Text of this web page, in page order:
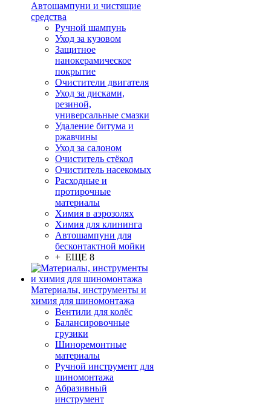
Автошампуни и чистящие
средства
Ручной шампунь
Уход за кузовом
Защитное
нанокерамическое
покрытие
Очистители двигателя
Уход за дисками,
резиной,
универсальные смазки
Удаление битума и
ржавчины
Уход за салоном
Очиститель стёкол
Очиститель насекомых
Расходные и
протирочные
материалы
Химия в аэрозолях
Химия для клининга
Автошампуни для
бесконтактной мойки
+ ЕЩЕ 8
Материалы, инструменты и
химия для шиномонтажа
Вентили для колёс
Балансировочные
грузики
Шиноремонтные
материалы
Ручной инструмент для
шиномонтажа
Абразивный
инструмент